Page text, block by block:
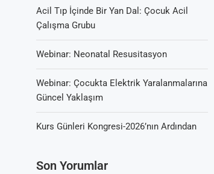
Acil Tıp İçinde Bir Yan Dal: Çocuk Acil
Çalışma Grubu
Webinar: Neonatal Resusitasyon
Webinar: Çocukta Elektrik Yaralanmalarına
Güncel Yaklaşım
Kurs Günleri Kongresi-2026’nın Ardından
Son Yorumlar